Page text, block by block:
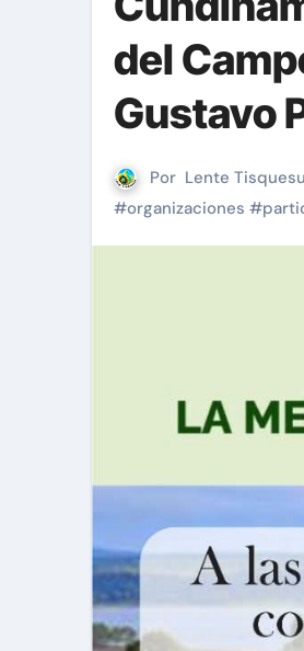
Una
del
Gustavo
Por Lente
#organizaciones #